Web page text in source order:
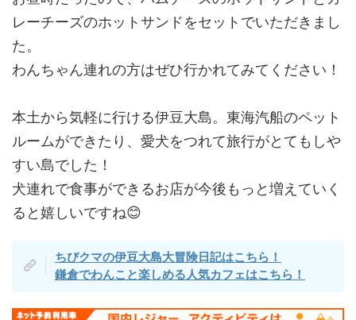
レーチーズのホットサンドをセットでいただきまし
た。
わんちゃん連れの方はぜひ行かれてみてください！
本土から気軽に行ける伊豆大島。東海汽船のペット
ルームができたり、愛犬をつれて旅行がとてもしや
すい島でした！
犬連れで食事ができるお店が今後もっと増えていく
ると嬉しいですね😊
ちびクマの伊豆大島大冒険日記はこちら！
鎌倉でわんこと楽しめる人気カフェはこちら！